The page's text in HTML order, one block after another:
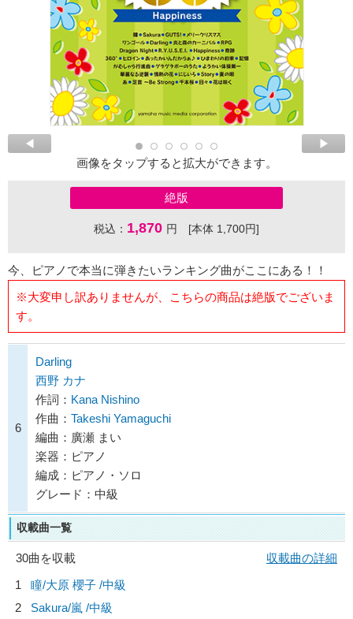
画像をタップすると拡大ができます。
絶版
税込： 1,870 円 [本体 1,700円]
今、ピアノで本当に弾きたいランキング曲がここにある！！
※大変申し訳ありませんが、こちらの商品は絶版でございま
す。
6
Darling
西野 カナ
作詞： Kana Nishino
作曲： Takeshi Yamaguchi
編曲：廣瀬 まい
楽器：ピアノ
編成：ピアノ・ソロ
グレード：中級
収載曲一覧
30曲を収載
収載曲の詳細
1
瞳/大原 櫻子 /中級
2
Sakura/嵐 /中級